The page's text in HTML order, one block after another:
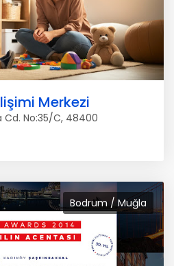
Merkezi
Cd. No:35/C, 48400
Bodrum / Muğla